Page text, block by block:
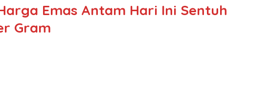
Emas Antam Hari Ini Sentuh
Gram